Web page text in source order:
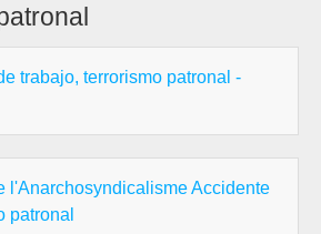
trabajo, terrorismo patronal -
l'Anarchosyndicalisme Accidente
patronal